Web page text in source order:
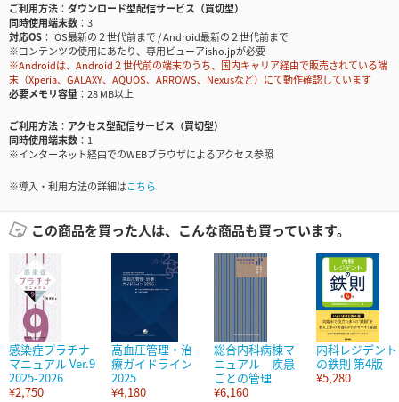
ご利用方法
ダウンロード型配信サービス（買切型）
同時使用端末数
3
対応OS
iOS最新の２世代前まで / Android最新の２世代前まで
※コンテンツの使用にあたり、専用ビューアisho.jpが必要
※Androidは、Android２世代前の端末のうち、国内キャリア経由で販売されている端
末（Xperia、GALAXY、AQUOS、ARROWS、Nexusなど）にて動作確認しています
必要メモリ容量
28 MB以上
ご利用方法
アクセス型配信サービス（買切型）
同時使用端末数
1
※インターネット経由でのWEBブラウザによるアクセス参照
※導入・利用方法の詳細はこちら
この商品を買った人は、こんな商品も買っています。
感染症プラチナ
マニュアル Ver.9
2025-2026
¥2,750
高血圧管理・治
療ガイドライン
2025
¥4,180
総合内科病棟マ
ニュアル 疾患
ごとの管理
¥6,160
内科レジデント
の鉄則 第4版
¥5,280